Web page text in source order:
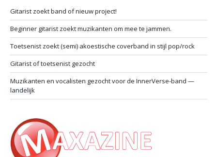
Gitarist zoekt band of nieuw project!
Beginner gitarist zoekt muzikanten om mee te jammen.
Toetsenist zoekt (semi) akoestische coverband in stijl pop/rock
Gitarist of toetsenist gezocht
Muzikanten en vocalisten gezocht voor de InnerVerse-band —
landelijk